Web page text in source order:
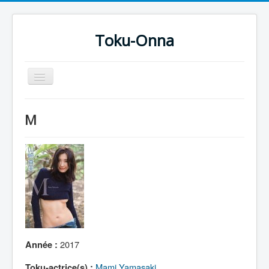
Toku-Onna
Basculer
la
Toku-Actrices
Toku-Critiques
Séries
Films
COSAA
Dessins
Artiste Asperger
M
Année : 2017